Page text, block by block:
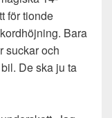
för tionde
Bara
suckar och
De ska ju ta